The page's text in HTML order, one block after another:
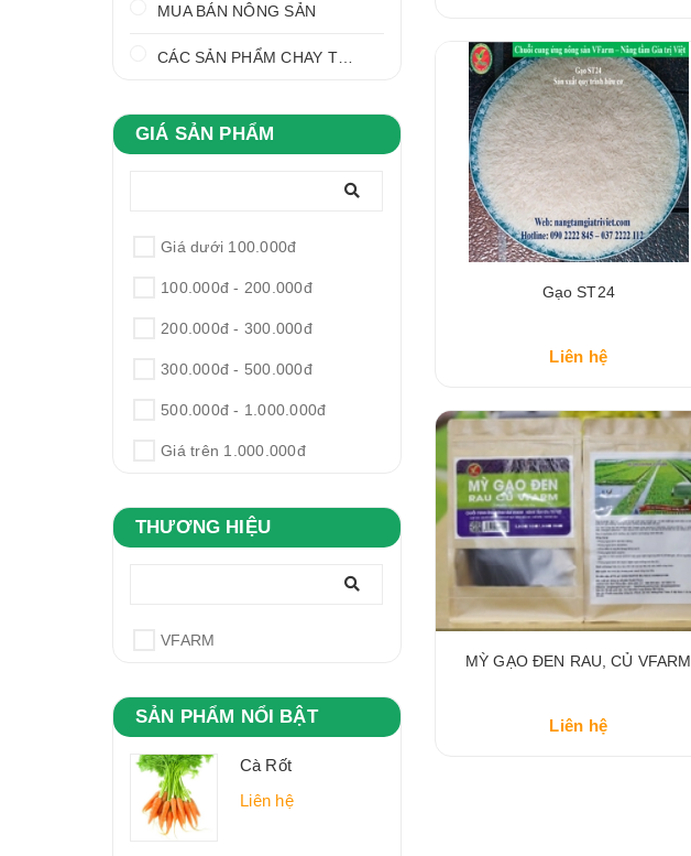
Gạo ST24
Liên hệ
MỲ GẠO ĐEN RAU, CỦ VFARM
Liên hệ
MUA BÁN NÔNG SẢN
CÁC SẢN PHẨM CHAY THỰC DƯỠNG VFARM
GIÁ SẢN PHẨM
Giá dưới 100.000đ
100.000đ - 200.000đ
200.000đ - 300.000đ
300.000đ - 500.000đ
500.000đ - 1.000.000đ
Giá trên 1.000.000đ
THƯƠNG HIỆU
VFARM
SẢN PHẨM NỔI BẬT
Cà Rốt
Liên hệ